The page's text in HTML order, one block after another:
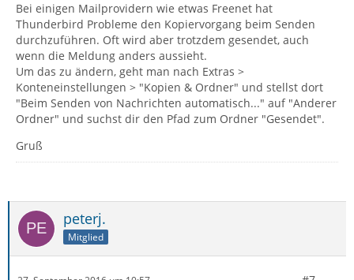
Bei einigen Mailprovidern wie etwas Freenet hat
Thunderbird Probleme den Kopiervorgang beim Senden
durchzuführen. Oft wird aber trotzdem gesendet, auch
wenn die Meldung anders aussieht.
Um das zu ändern, geht man nach Extras >
Konteneinstellungen > "Kopien & Ordner" und stellst dort
"Beim Senden von Nachrichten automatisch..." auf "Anderer
Ordner" und suchst dir den Pfad zum Ordner "Gesendet".
Gruß
peterj.
Mitglied